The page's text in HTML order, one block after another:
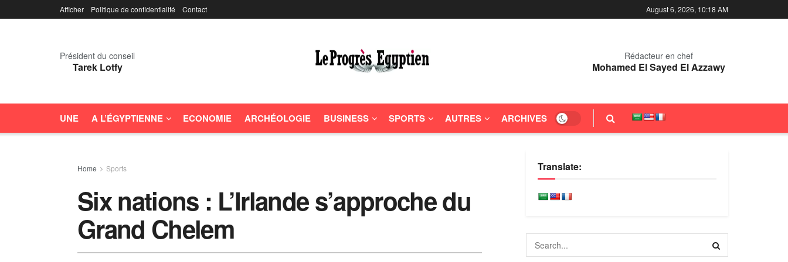
Afficher Politique de confidentialité Contact August 6, 2026, 10:18 AM
Président du conseil
Tarek Lotfy
Rédacteur en chef
Mohamed El Sayed El Azzawy
UNE A L’ÉGYPTIENNE ECONOMIE ARCHÉOLOGIE BUSINESS SPORTS AUTRES ARCHIVES
Home Sports
Six nations : L’Irlande s’approche du
Grand Chelem
Translate: